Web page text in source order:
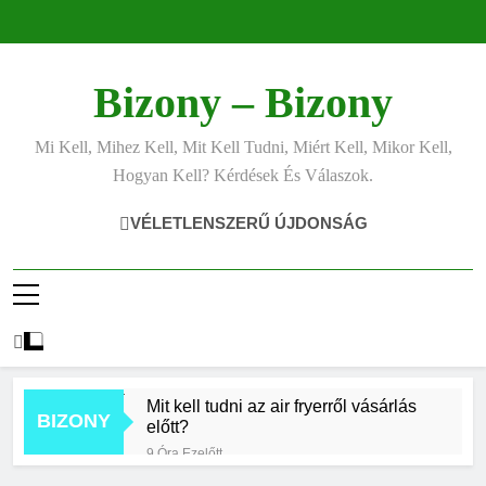
Bizony – Bizony
Mi Kell, Mihez Kell, Mit Kell Tudni, Miért Kell, Mikor Kell,
Hogyan Kell? Kérdések És Válaszok.
VÉLETLENSZERŰ ÚJDONSÁG
BIZONY
Mit kell tudni az air fryerről vásárlás
előtt?
9 Óra Ezelőtt